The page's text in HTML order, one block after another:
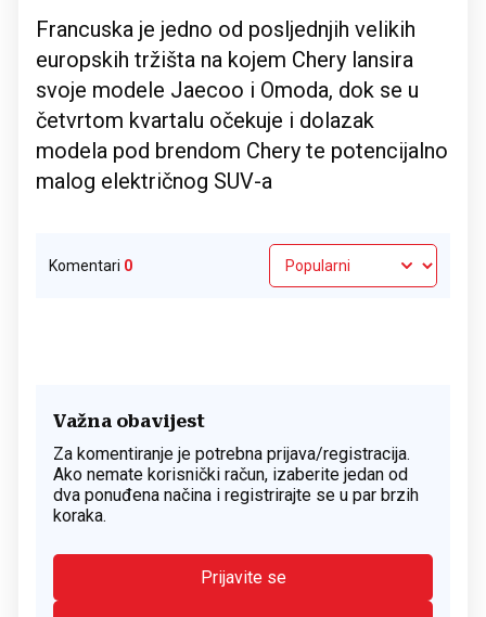
Francuska je jedno od posljednjih velikih
europskih tržišta na kojem Chery lansira
svoje modele Jaecoo i Omoda, dok se u
četvrtom kvartalu očekuje i dolazak
modela pod brendom Chery te potencijalno
malog električnog SUV-a
Komentari 0
Važna obavijest
Za komentiranje je potrebna prijava/registracija.
Ako nemate korisnički račun, izaberite jedan od
dva ponuđena načina i registrirajte se u par brzih
koraka.
Prijavite se